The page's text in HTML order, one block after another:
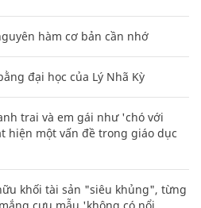
hàm cơ bản cần nhớ
đại học của Lý Nhã Kỳ
trai và em gái như 'chó với
hiện một vấn đề trong giáo dục
khối tài sản "siêu khủng", từng
cựu mẫu 'không có nổi